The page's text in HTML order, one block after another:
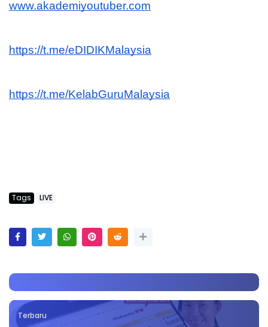
www.akademiyoutuber.com
https://t.me/eDIDIKMalaysia
https://t.me/KelabGuruMalaysia
Tags LIVE
Terbaru